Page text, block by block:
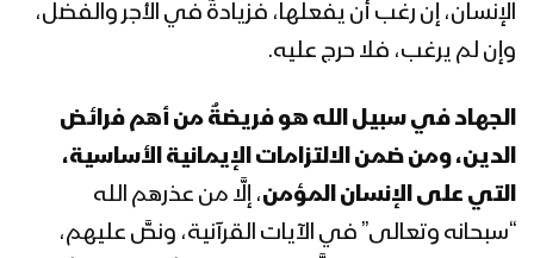
المحاضرة الرمضانية الثامنة للسيد القائد
المحاضرة الرمضانية السابعة للسيد القائد
عبدالملك بدرالدين الحوثي 8 رمضان
الإنسان، إن رغب أن يفعلها، فزيادةٌ في الأجر والفضل،
وإن لم يرغب، فلا حرج عليه.
الجهاد في سبيل الله هو فريضةٌ من أهم فرائض
الدين، ومن ضمن الالتزامات الإيمانية الأساسية،
التي على الإنسان المؤمن، إلَّا من عذرهم الله
“سبحانه وتعالى” في الآيات القرآنية، ونصَّ عليهم،